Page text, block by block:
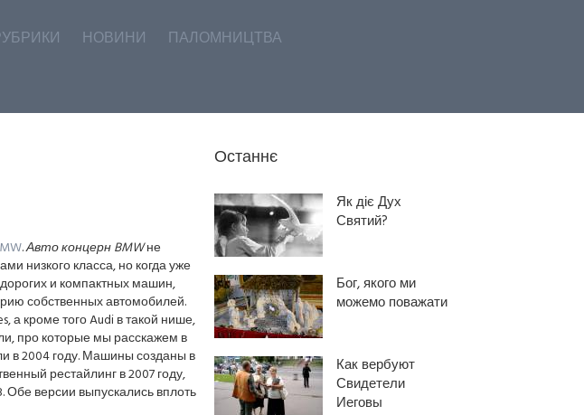
НОВИНИ ПАЛОМНИЦТВА
.Авто концерн BMWне
низкого класса, но когда уже
и компактных машин,
собственных автомобилей.
а кроме того Audi в такой нише,
про которые мы расскажем в
в 2004 году. Машины созданы в
рестайлинг в 2007 году,
Обе версии выпускались вплоть
Останнє
Як діє Дух
Святий?
Бог, якого ми
можемо поважати
Как вербуют
Свидетели
Иеговы